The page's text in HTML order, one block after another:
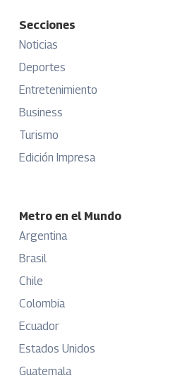
Secciones
Noticias
Deportes
Entretenimiento
Business
Turismo
Edición Impresa
Metro en el Mundo
Argentina
Brasil
Chile
Colombia
Ecuador
Estados Unidos
Guatemala